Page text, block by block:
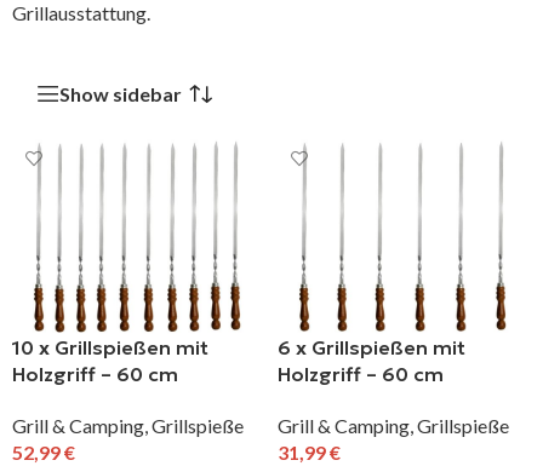
Grillausstattung.
Show sidebar
10 x Grillspießen mit
Holzgriff – 60 cm
Grillspieß BBQ
Grill & Camping,Grillspieße
52,99€
6 x Grillspießen mit
Holzgriff – 60 cm
Grillspieß BBQ
Grill & Camping,Grillspieße
31,99€